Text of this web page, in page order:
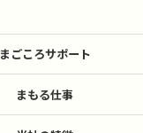
まごころサポート
まもる仕事